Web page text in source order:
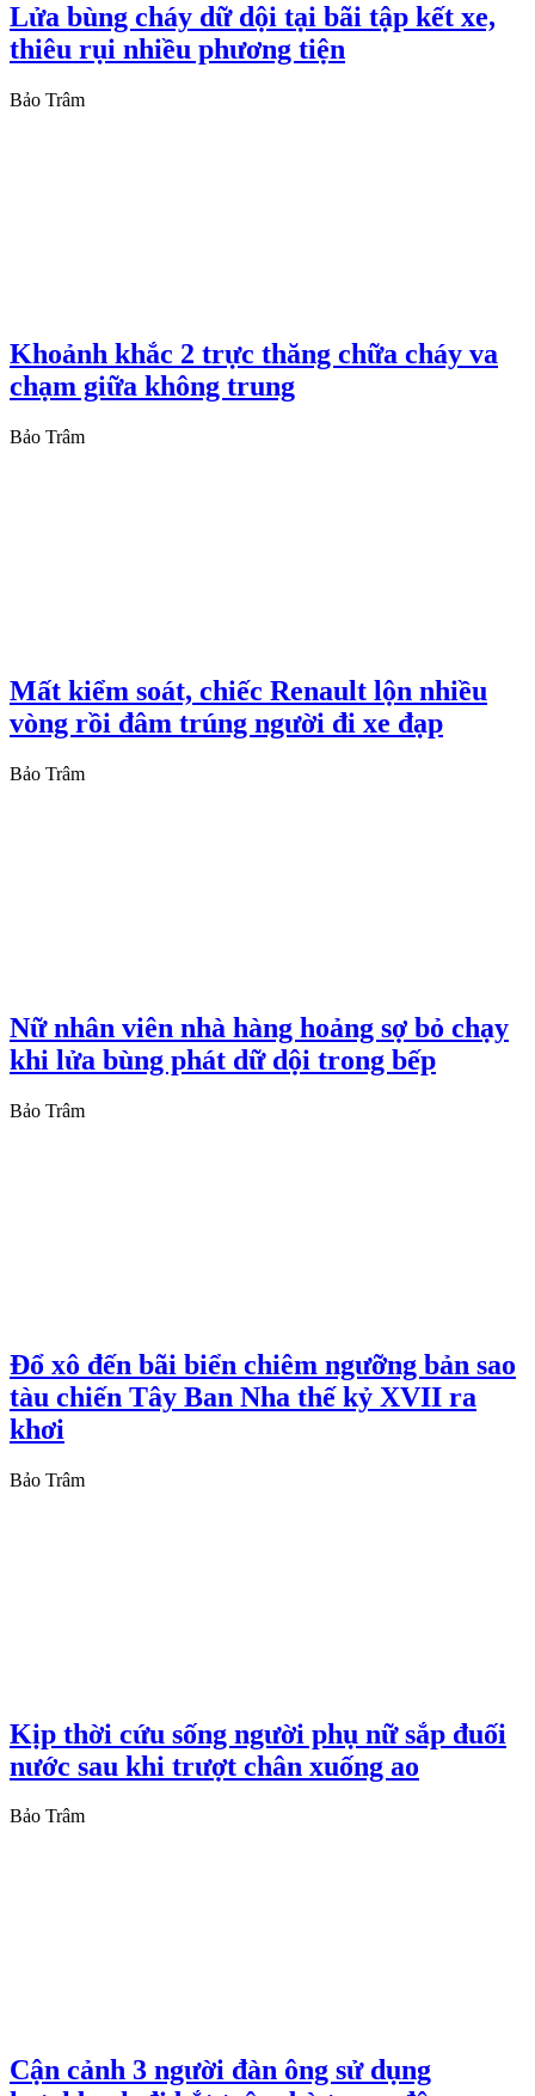
Lửa bùng cháy dữ dội tại bãi tập kết xe,
thiêu rụi nhiều phương tiện
Bảo Trâm
Khoảnh khắc 2 trực thăng chữa cháy va
chạm giữa không trung
Bảo Trâm
Mất kiểm soát, chiếc Renault lộn nhiều
vòng rồi đâm trúng người đi xe đạp
Bảo Trâm
Nữ nhân viên nhà hàng hoảng sợ bỏ chạy
khi lửa bùng phát dữ dội trong bếp
Bảo Trâm
Đổ xô đến bãi biển chiêm ngưỡng bản sao
tàu chiến Tây Ban Nha thế kỷ XVII ra
khơi
Bảo Trâm
Kịp thời cứu sống người phụ nữ sắp đuối
nước sau khi trượt chân xuống ao
Bảo Trâm
Cận cảnh 3 người đàn ông sử dụng